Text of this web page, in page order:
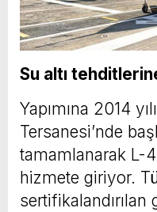
Su altı
Yapımına 2014
Tersanesi’nde
tamamlanarak L-
hizmete giriyor.